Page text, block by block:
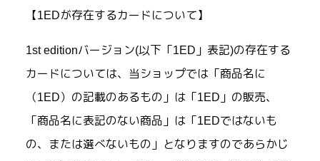
【1EDが存在するカードについて】
1st editionバージョン(以下「1ED」表記)の存在する
カードについては、当ショップでは「商品名に
（1ED）の記載のあるもの」は「1ED」の販売、
「商品名に表記のない商品」は「1EDではないも
の、または選べないもの」となりますのであらかじ